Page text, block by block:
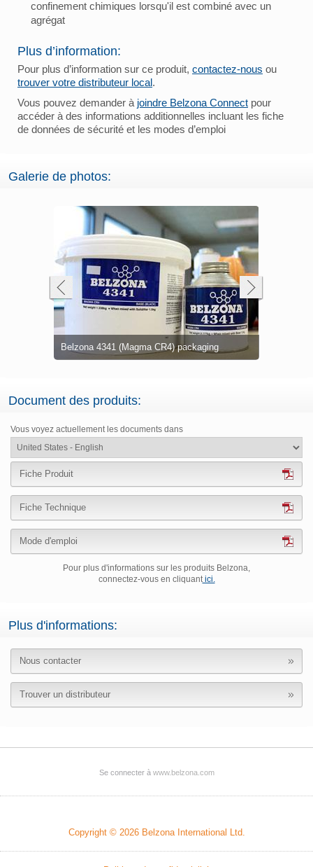
confinement chimiques lorsqu'il est combiné avec un
agrégat
Plus d’information:
Pour plus d’information sur ce produit, contactez-nous ou
trouver votre distributeur local.
Vous pouvez demander à joindre Belzona Connect pour
accéder à des informations additionnelles incluant les fiche
de données de sécurité et les modes d’emploi
Galerie de photos:
Newly fabricated steel chequer plates requiring
acid protection
Document des produits:
Vous voyez actuellement les documents dans
Fiche Produit
Fiche Technique
Mode d'emploi
Pour plus d'informations sur les produits Belzona,
connectez-vous en cliquantici.
Plus d'informations:
Nous contacter
Trouver un distributeur
Se connecter à www.belzona.com
Copyright © 2026 Belzona International Ltd.